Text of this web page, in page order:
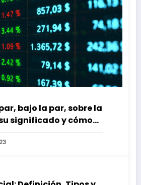
bajo la par, sobre la
significado y cómo